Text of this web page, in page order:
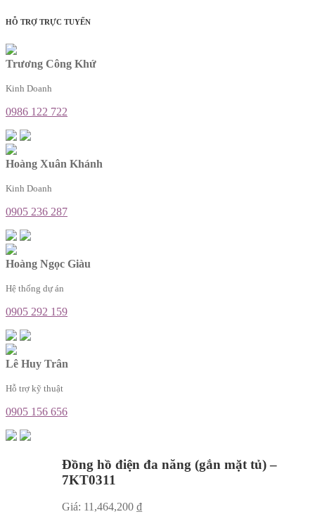
HỖ TRỢ TRỰC TUYẾN
Trương Công Khứ
Kinh Doanh
0986 122 722
Hoàng Xuân Khánh
Kinh Doanh
0905 236 287
Hoàng Ngọc Giàu
Hệ thống dự án
0905 292 159
Lê Huy Trân
Hỗ trợ kỹ thuật
0905 156 656
Đồng hồ điện đa năng (gắn mặt tủ) –
7KT0311
Giá: 11,464,200 ₫